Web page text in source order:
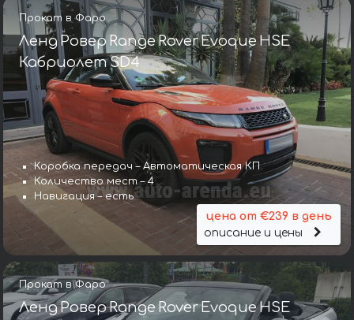
Прокат в Фаро
Ленд Ровер Range Rover Evoque HSE
Кабриолет SD4
Коробка передач – Автоматическая КП
Количество мест – 4
Навигация – есть
цена от €239 в день
описание и цены
Прокат в Фаро
Ленд Ровер Range Rover Evoque HSE